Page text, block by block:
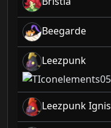
Beegarde
Leezpunk
Leezpunk Ignis